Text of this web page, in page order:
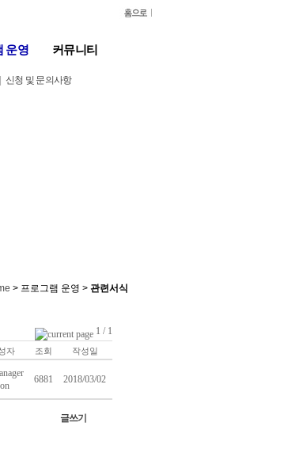
운영
신청 및 문의사항
커뮤니티
> 프로그램 운영 > 관련서식
1 / 1
자 조회 작성일
6881 2018/03/02